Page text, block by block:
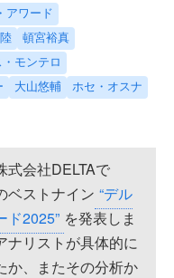
アワード
頓宮裕真
モンテロ
大山悠輔
ホセ・オスナ
式会社DELTAで
ベストナイン “デル
ド2025” を発表しま
ナリストが具体的に
か、またその分析か